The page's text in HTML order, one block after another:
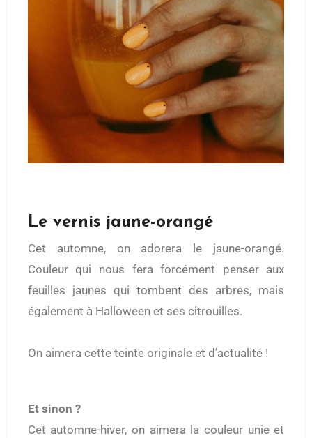
Le vernis jaune-orangé
Cet automne, on adorera le jaune-orangé.
Couleur qui nous fera forcément penser aux
feuilles jaunes qui tombent des arbres, mais
également à Halloween et ses citrouilles.
On aimera cette teinte originale et d’actualité !
Et sinon ?
Cet automne-hiver, on aimera la couleur unie et